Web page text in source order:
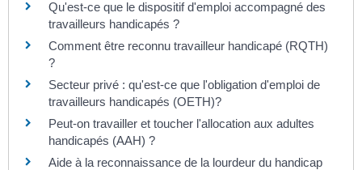
Qu'est-ce que le dispositif d'emploi accompagné des
travailleurs handicapés ?
Comment être reconnu travailleur handicapé (RQTH)
?
Secteur privé : qu'est-ce que l'obligation d'emploi de
travailleurs handicapés (OETH)?
Peut-on travailler et toucher l'allocation aux adultes
handicapés (AAH) ?
Aide à la reconnaissance de la lourdeur du handicap